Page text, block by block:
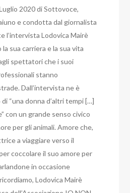
2020 di Sottovoce,
e condotta dal giornalista
l’intervista Lodovica Mairè
sua carriera e la sua vita
spettatori che i suoi
stanno
Dall’intervista ne è
“una donna d’altri tempi […]
con un grande senso civico
per gli animali. Amore che,
a viaggiare verso il
coccolare il suo amore per
in occasione
Lodovica Mairè